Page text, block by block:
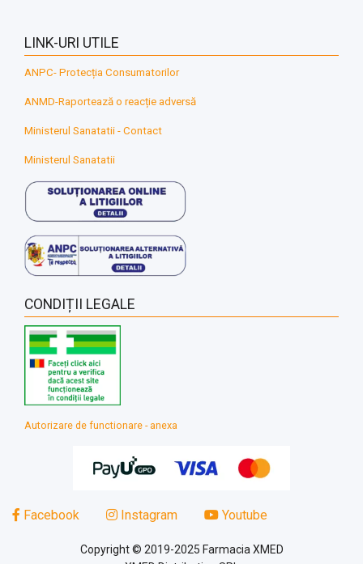
LINK-URI UTILE
ANPC- Protecția Consumatorilor
ANMD-Raportează o reacție adversă
Ministerul Sanatatii - Contact
Ministerul Sanatatii
CONDIȚII LEGALE
Autorizare de functionare - anexa
Facebook Instagram Youtube
Copyright © 2019-2025 Farmacia XMED